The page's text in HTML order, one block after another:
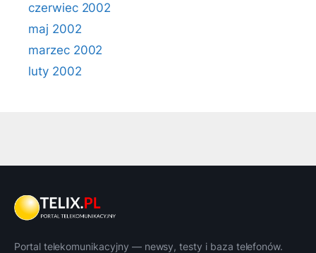
czerwiec 2002
maj 2002
marzec 2002
luty 2002
Portal telekomunikacyjny — newsy, testy i baza telefonów.